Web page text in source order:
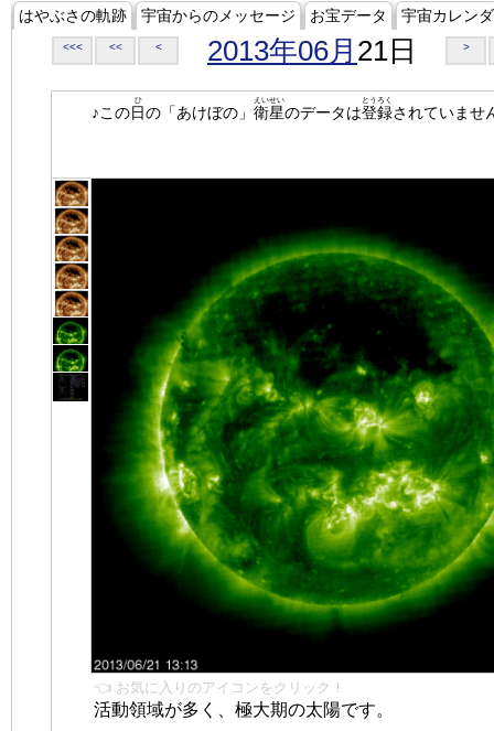
はやぶさの軌跡 宇宙からのメッセージ お宝データ 宇宙カレン
<<< << < 2013年06月 21日 >
♪この日
ひ
の「あけぼの」 衛星
えいせい
のデータは登録
とうろく
されていませ
👈 お気に入りのアイコンをクリック！
活動領域が多く、極大期の太陽です。